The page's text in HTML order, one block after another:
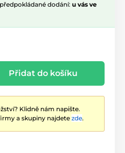
dodání: u vás ve
Přidat do košíku
Klidně nám napište.
a skupiny najdete zde.